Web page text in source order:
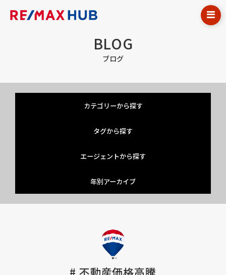
BLOG
ブログ
カテゴリーから探す
タグから探す
エージェントから探す
年別アーカイブ
# 不動産価格高騰